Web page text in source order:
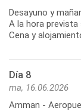
Desayuno y
A la hora prevista
Cena y
Día 8
ma, 16.06.2026
Amman -